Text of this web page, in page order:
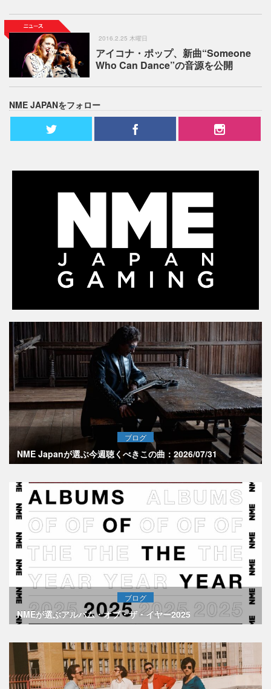
2016.2.25 木曜日
アイコナ・ポップ、新曲“Someone
Who Can Dance”の音源を公開
NME JAPANをフォロー
ブログ
NME Japanが選ぶ今週聴くべきこの曲：2026/07/31
ブログ
NMEが選ぶアルバム・オブ・ザ・イヤー2025